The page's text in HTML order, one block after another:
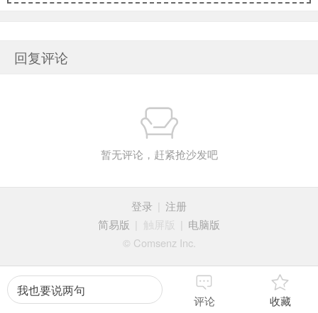
回复评论
暂无评论，赶紧抢沙发吧
我也要说两句
评论 收藏
登录
注册
简易版
触屏版
电脑版
© Comsenz Inc.